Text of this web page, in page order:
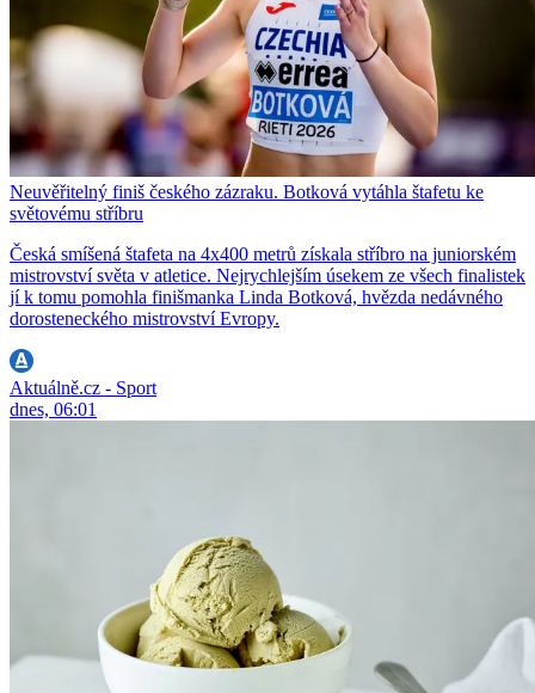
Neuvěřitelný finiš českého zázraku. Botková vytáhla štafetu ke
světovému stříbru
Česká smíšená štafeta na 4x400 metrů získala stříbro na juniorském
mistrovství světa v atletice. Nejrychlejším úsekem ze všech finalistek
jí k tomu pomohla finišmanka Linda Botková, hvězda nedávného
dorosteneckého mistrovství Evropy.
Aktuálně.cz - Sport
dnes, 06:01